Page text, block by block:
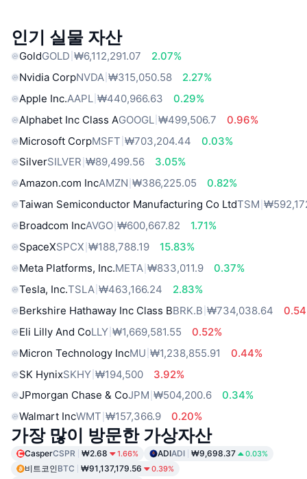
인기 실물 자산
GoldGOLD ₩6,112,291.07
2.07%
Nvidia CorpNVDA ₩315,050.58
2.27%
Apple Inc.AAPL ₩440,966.63
0.29%
Alphabet Inc Class AGOOGL ₩499,506.7
0.96%
Microsoft CorpMSFT ₩703,204.44
0.03%
SilverSILVER ₩89,499.56
3.05%
Amazon.com IncAMZN ₩386,225.05
0.82%
Taiwan Semiconductor Manufacturing Co LtdTSM
Broadcom IncAVGO ₩600,667.82
1.71%
SpaceXSPCX ₩188,788.19
15.83%
Meta Platforms, Inc.META ₩833,011.9
0.37%
Tesla, Inc.TSLA ₩463,166.24
2.83%
Berkshire Hathaway Inc Class BBRK.B ₩734,038.64
Eli Lilly And CoLLY ₩1,669,581.55
0.52%
Micron Technology IncMU ₩1,238,855.91
0.44%
SK HynixSKHY ₩194,500
3.92%
JPmorgan Chase & CoJPM ₩504,200.6
0.34%
Walmart IncWMT ₩157,366.9 0.20%
가장 많이 방문한 가상자산
CasperCSPR ₩2.68 1.66% ADIADI ₩9,698.37 0.03%
비트코인BTC ₩91,137,179.56 0.39%